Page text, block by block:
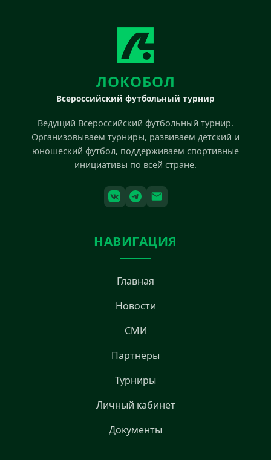
ЛОКОБОЛ
Всероссийский футбольный турнир
Ведущий Всероссийский футбольный турнир.
Организовываем турниры, развиваем детский и
юношеский футбол, поддерживаем спортивные
инициативы по всей стране.
НАВИГАЦИЯ
Главная
Новости
СМИ
Партнёры
Турниры
Личный кабинет
Документы